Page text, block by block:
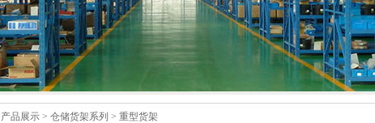
品展示 > 仓储货架系列 > 重型货架